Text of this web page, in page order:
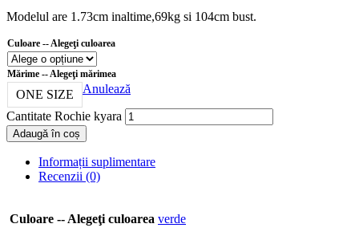
Modelul are 1.73cm inaltime,69kg si 104cm bust.
Culoare -- Alegeţi culoarea
Mărime -- Alegeţi mărimea
ONE SIZE
Anulează
Cantitate Rochie kyara
Adaugă în coș
Informații suplimentare
Recenzii (0)
Culoare -- Alegeţi culoarea verde